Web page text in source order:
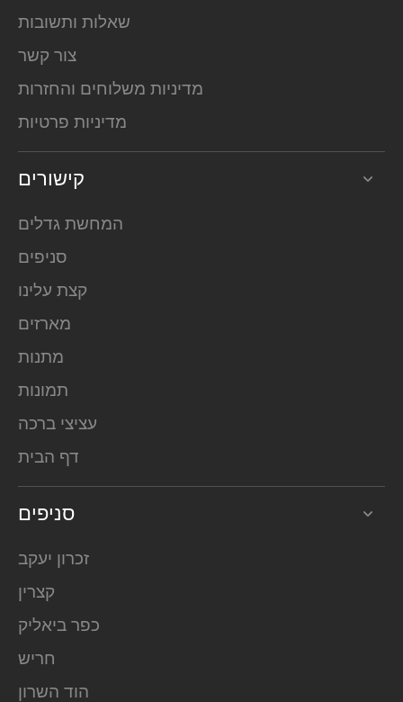
שאלות ותשובות
צור קשר
מדיניות משלוחים והחזרות
מדיניות פרטיות
קישורים
המחשת גדלים
סניפים
קצת עלינו
מארזים
מתנות
תמונות
עציצי ברכה
דף הבית
סניפים
זכרון יעקב
קצרין
כפר ביאליק
חריש
הוד השרון